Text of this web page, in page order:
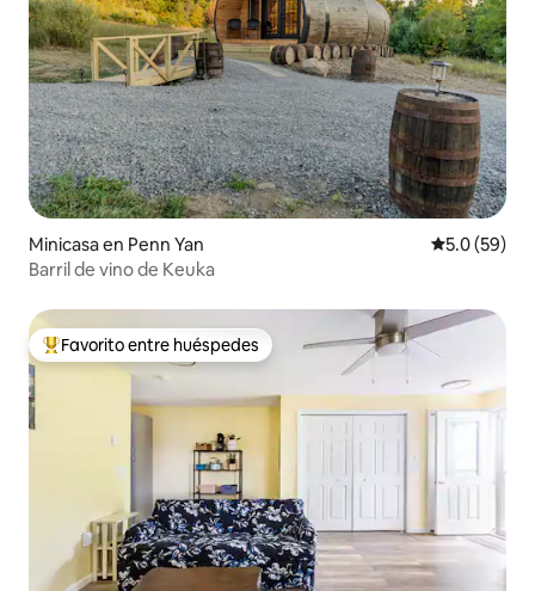
Minicasa en Penn Yan Calificación
5.0 (59)
Barril de vino de Keuka
Favorito entre huéspedes preferido
Favorito entre huéspedes